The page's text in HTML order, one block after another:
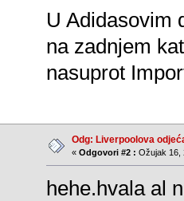
U Adidasovim
na zadnjem
nasuprot
Odg: Liverpoolova
« Odgovori #2 : Ožujak 16,
hehe.hvala al